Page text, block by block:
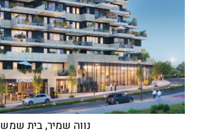
נווה שמיר, בית שמש